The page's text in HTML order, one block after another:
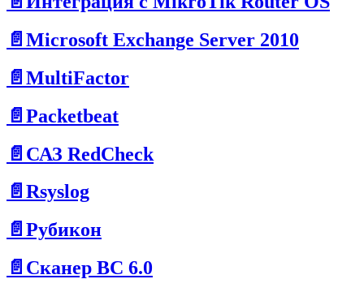
📄️ Microsoft Exchange Server 2010
📄️ MultiFactor
📄️ Packetbeat
📄️ САЗ RedCheck
📄️ Rsyslog
📄️ Рубикон
📄️ Сканер ВС 6.0